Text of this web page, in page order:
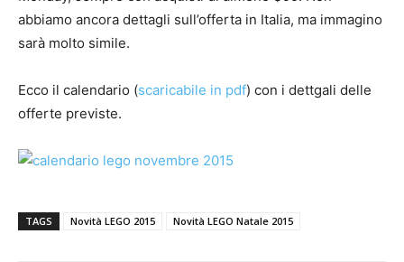
abbiamo ancora dettagli sull’offerta in Italia, ma immagino
sarà molto simile.
Ecco il calendario (scaricabile in pdf) con i dettgali delle
offerte previste.
TAGS Novità LEGO 2015 Novità LEGO Natale 2015